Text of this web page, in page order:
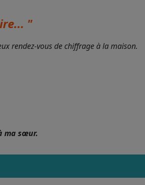
"
rendez-vous de chiffrage à la maison.
ma sœur.